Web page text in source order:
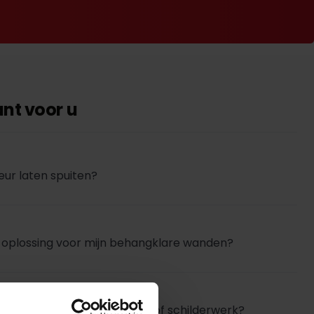
voor u
laten spuiten?
voor mijn behangklare wanden?
dan stucwerk en/of schilderwerk?